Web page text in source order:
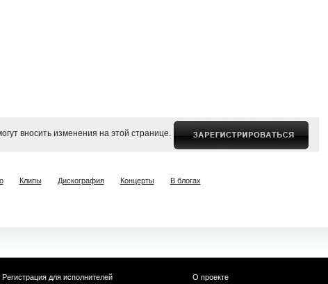
вносить изменения на этой странице.
Клипы Дискография Концерты В блогах
Регистрация для исполнителей
О проекте